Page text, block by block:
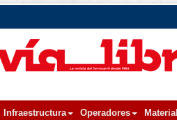
Infraestructura Operadores Material